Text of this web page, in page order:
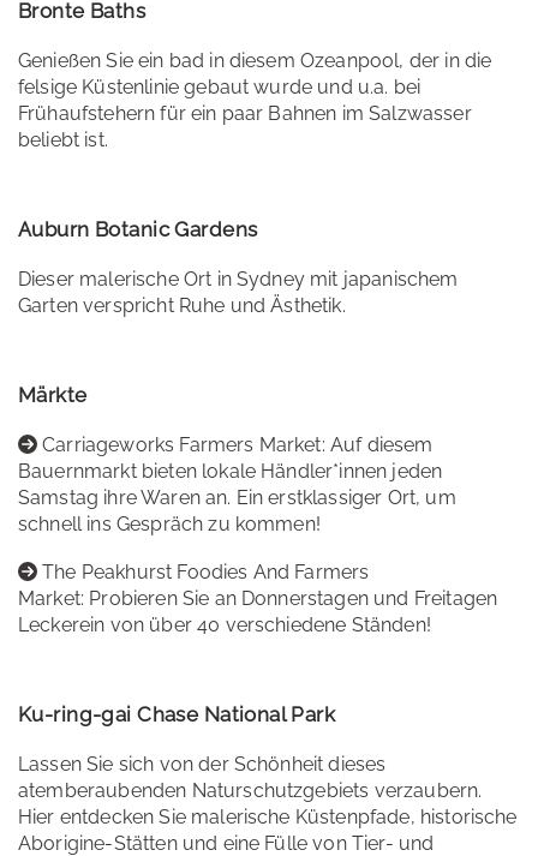
Bronte Baths
Genießen Sie ein bad in diesem Ozeanpool, der in die
felsige Küstenlinie gebaut wurde und u.a. bei
Frühaufstehern für ein paar Bahnen im Salzwasser
beliebt ist.
Auburn Botanic Gardens
Dieser malerische Ort in Sydney mit japanischem
Garten verspricht Ruhe und Ästhetik.
Märkte
Carriageworks Farmers Market: Auf diesem
Bauernmarkt bieten lokale Händler*innen jeden
Samstag ihre Waren an. Ein erstklassiger Ort, um
schnell ins Gespräch zu kommen!
The Peakhurst Foodies And Farmers
Market: Probieren Sie an Donnerstagen und Freitagen
Leckerein von über 40 verschiedene Ständen!
Ku-ring-gai Chase National Park
Lassen Sie sich von der Schönheit dieses
atemberaubenden Naturschutzgebiets verzaubern.
Hier entdecken Sie malerische Küstenpfade, historische
Aborigine-Stätten und eine Fülle von Tier- und